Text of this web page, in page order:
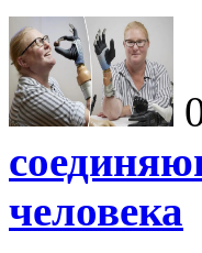
человека